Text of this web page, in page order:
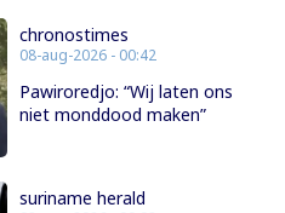
chronostimes
08-aug-2026 - 00:42
Pawiroredjo: “Wij laten ons
niet monddood maken”
suriname herald